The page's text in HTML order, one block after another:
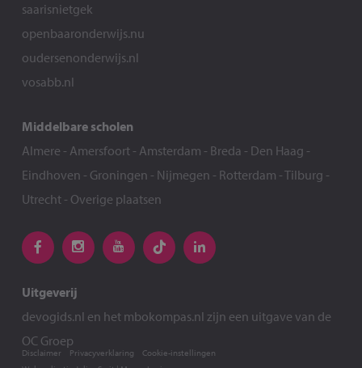
saarisnietgek
openbaaronderwijs.nu
oudersenonderwijs.nl
vosabb.nl
Middelbare scholen
Almere - Amersfoort- Amsterdam - Breda - Den Haag -
Eindhoven - Groningen - Nijmegen - Rotterdam -Tilburg -
Utrecht- Overige plaatsen
Uitgeverij
devogids.nl en het mbokompas.nl zijn een uitgave van de
OC Groep
Disclaimer Privacyverklaring Cookie-instellingen